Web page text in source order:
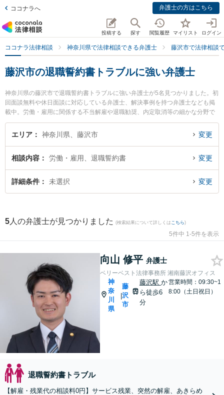
ココナラへ 弁護士の方はこちら
投稿する 探す 閲覧履歴 マイリスト ログイン
ココナラ法律相談 神奈川県で法律相談できる弁護士 藤沢市で法律相談
藤沢市の退職誓約書トラブルに強い弁護士
神奈川県の藤沢市で退職誓約書トラブルに強い弁護士が5名見つかりました。初
回面談無料や休日面談に対応している弁護士、解決事例を持つ弁護士なども掲
載中。労働・雇用に関係する不当解雇や退職勧奨、内定取消等の細かな分野で
の絞り込み検索もでき便利です。特にベリーベスト法律事務所 湘南藤沢オフィ
スの向山 修平弁護士や湘南合同法律事務所の笹田 典宏弁護士、湘南野村綜合法
ルを今すぐに弁護士に相談したい』『退職誓約書トラブルのトラブル解決の実
績豊富な近くの弁護士を検索したい』『初回相談無料で退職誓約書トラブルを
法律相談できる藤沢市内の弁護士に相談予約したい』などでお困りの相談者さ
エリア 神奈川県、藤沢市 変更
相談内容 労働・雇用、退職誓約書 変更
詳細条件 未選択 変更
5 人の弁護士が見つかりました (検索結果について詳しくは こちら)
5件中 1-5件を表示
向山 修平 弁護士
ベリーベスト法律事務所 湘南藤沢オフィス
神
奈
川
県
|
藤
沢
市
藤沢駅 か
ら徒歩6
分
営業時間：09:30~1
8:00（土日祝日）
退職誓約書トラブル
【解雇・残業代の相談料0円】サービス残業、突然の解雇、あきらめ